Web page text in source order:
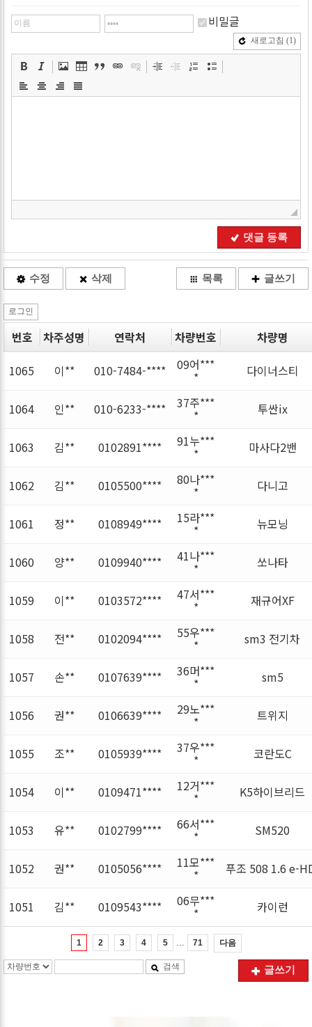
비밀글
새로고침 (1)
댓글 등록
수정 삭제 목록 글쓰기
로그인
번호 차주성명 연락처 차량번호
차량명
1065
이** 010-7484-**** 09어***
* 다이너스티
1064 인** 010-6233-**** 37주***
* 투싼ix
1063 김** 0102891**** 91누***
* 마사다2밴
1062 김** 0105500**** 80나***
* 다니고
1061 정** 0108949**** 15라***
* 뉴모닝
1060 양** 0109940**** 41나***
* 쏘나타
1059 이** 0103572**** 47서***
* 재규어XF
1058 전** 0102094**** 55우***
* sm3 전기차
1057 손** 0107639**** 36머***
* sm5
1056 권** 0106639**** 29노***
* 트위지
1055 조** 0105939**** 37우***
* 코란도C
1054 이** 0109471**** 12거***
* K5하이브리드
1053 유** 0102799**** 66서***
* SM520
1052 권** 0105056**** 11모***
* 푸조 508 1.6 e-
1051 김** 0109543**** 06무***
* 카이런
1 2 3 4 5 71 다음
검색 글쓰기